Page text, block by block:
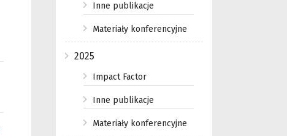
Inne publikacje
Materiały konferencyjne
2025
Impact Factor
Inne publikacje
Materiały konferencyjne